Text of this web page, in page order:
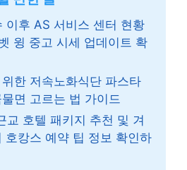
이후 AS 서비스 센터 현황
윙 중고 시세 업데이트 확
한 저속노화식단 파스타
면 고르는 법 가이드
교 호텔 패키지 추천 및 겨
호캉스 예약 팁 정보 확인하